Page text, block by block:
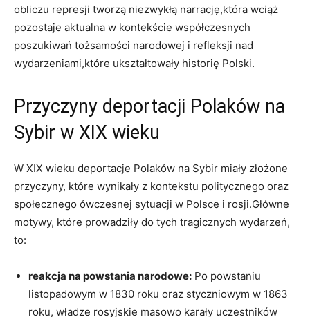
obliczu ⁤represji tworzą niezwykłą narrację,która wciąż
pozostaje aktualna w kontekście ⁣współczesnych​
poszukiwań tożsamości narodowej i refleksji ‍nad
wydarzeniami,które ukształtowały historię Polski.
Przyczyny deportacji Polaków na
Sybir w XIX wieku
W ‍XIX wieku deportacje Polaków⁢ na​ Sybir miały ⁢złożone
przyczyny, które wynikały ⁣z kontekstu politycznego oraz
społecznego ówczesnej sytuacji w Polsce i rosji.Główne
motywy, które prowadziły do tych tragicznych wydarzeń,
to:
reakcja na powstania narodowe: Po powstaniu
listopadowym w 1830 roku oraz styczniowym‌ w 1863​
roku, władze ⁣rosyjskie masowo karały uczestników